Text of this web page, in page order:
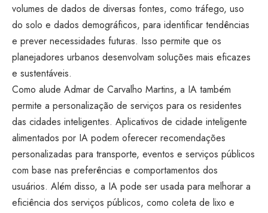
volumes de dados de diversas fontes, como tráfego, uso
do solo e dados demográficos, para identificar tendências
e prever necessidades futuras. Isso permite que os
planejadores urbanos desenvolvam soluções mais eficazes
e sustentáveis.
Como alude Admar de Carvalho Martins, a IA também
permite a personalização de serviços para os residentes
das cidades inteligentes. Aplicativos de cidade inteligente
alimentados por IA podem oferecer recomendações
personalizadas para transporte, eventos e serviços públicos
com base nas preferências e comportamentos dos
usuários. Além disso, a IA pode ser usada para melhorar a
eficiência dos serviços públicos, como coleta de lixo e